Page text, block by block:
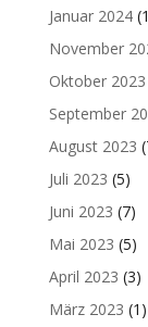
Januar 2024
November
Oktober 2023
September
August 2023
Juli 2023 (5)
Juni 2023 (7)
Mai 2023 (5)
April 2023 (3)
März 2023 (1)